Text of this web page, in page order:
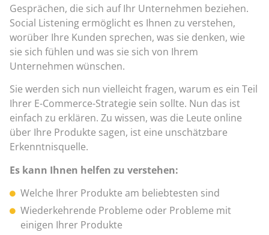
Gesprächen, die sich auf Ihr Unternehmen beziehen.
Social Listening ermöglicht es Ihnen zu verstehen,
worüber Ihre Kunden sprechen, was sie denken, wie
sie sich fühlen und was sie sich von Ihrem
Unternehmen wünschen.
Sie werden sich nun vielleicht fragen, warum es ein Teil
Ihrer E-Commerce-Strategie sein sollte. Nun das ist
einfach zu erklären. Zu wissen, was die Leute online
über Ihre Produkte sagen, ist eine unschätzbare
Erkenntnisquelle.
Es kann Ihnen helfen zu verstehen:
Welche Ihrer Produkte am beliebtesten sind
Wiederkehrende Probleme oder Probleme mit
einigen Ihrer Produkte